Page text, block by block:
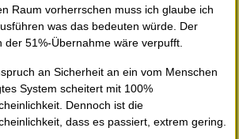
Raum vorherrschen muss ich glaube ich
was das bedeuten würde. Der
der 51%-Übernahme wäre verpufft.
an Sicherheit an ein vom Menschen
System scheitert mit 100%
Dennoch ist die
dass es passiert, extrem gering.